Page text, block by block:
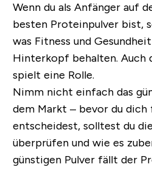
Wenn du als Anfänger auf
besten Proteinpulver bist,
was Fitness und
Hinterkopf behalten. Auch
spielt eine Rolle.
Nimm nicht einfach das
dem Markt – bevor du dich
entscheidest, solltest du
überprüfen und wie es
günstigen Pulver fällt der